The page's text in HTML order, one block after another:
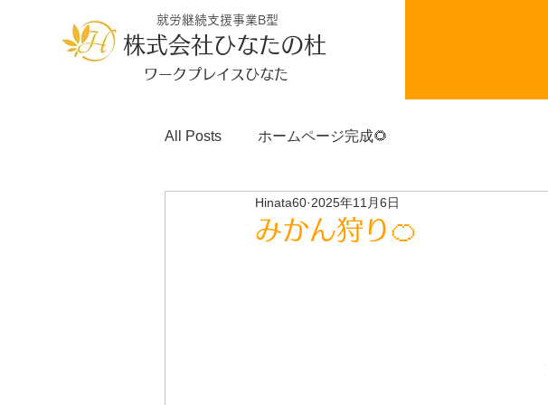
就労継続支援事業B型
株式会社ひなたの杜
ワークプレイスひなた
All Posts ホームページ完成🌻
みかん狩り🍊
Hinata60 2025年11月6日